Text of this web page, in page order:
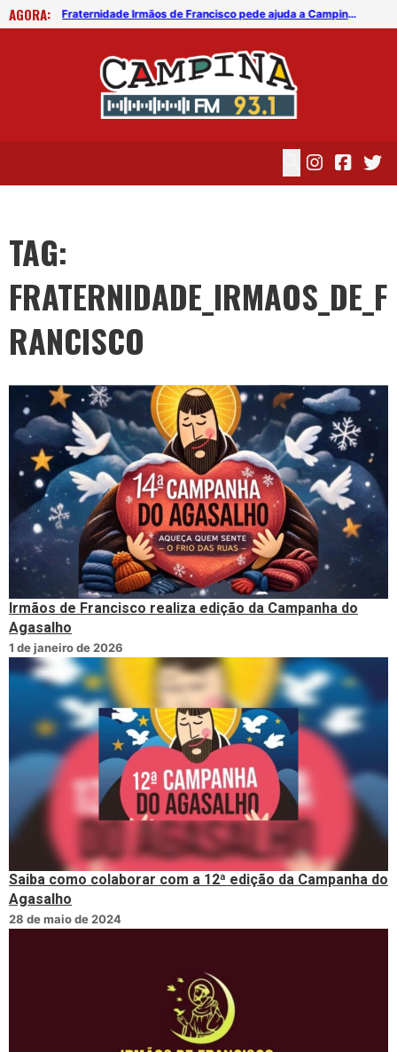
AGORA:
Saiba como colaborar com a 12ª edição da Campanha do Agasalho Fraternidade Irmãos de Francisco pede ajuda a Campina Grande para manter sede no centro da cidade
TAG:
FRATERNIDADE_IRMAOS_DE_F
RANCISCO
Irmãos de Francisco realiza edição da Campanha do
Agasalho
1 de janeiro de 2026
Saiba como colaborar com a 12ª edição da Campanha do
Agasalho
28 de maio de 2024